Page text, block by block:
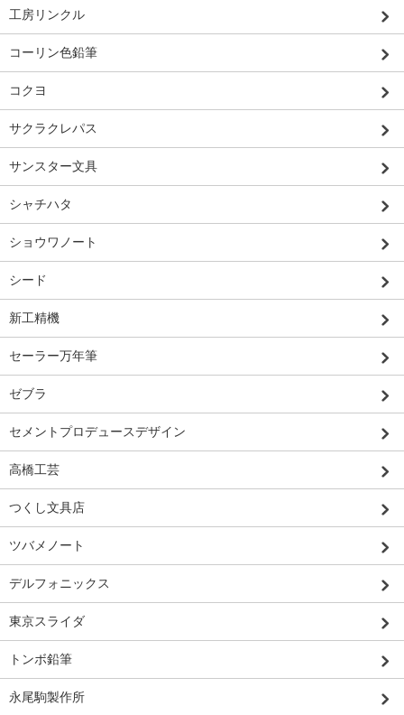
工房リンクル
コーリン色鉛筆
コクヨ
サクラクレパス
サンスター文具
シャチハタ
ショウワノート
シード
新工精機
セーラー万年筆
ゼブラ
セメントプロデュースデザイン
高橋工芸
つくし文具店
ツバメノート
デルフォニックス
東京スライダ
トンボ鉛筆
永尾駒製作所